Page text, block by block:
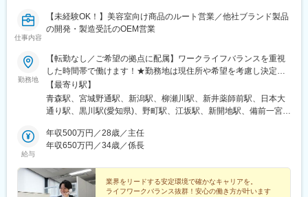
仕事内容
【未経験OK！】美容室向け商品のルート営業／他社ブランド製品
の開発・製造受託のOEM営業
勤務地
【転勤なし／ご希望の拠点に配属】ワークライフバランスを重視
した時間帯で働けます！★勤務地は現住所や希望を考慮し決定し
ます★直行直帰も可能！★時差勤務制度アリ■ルート営業【全国の
各営業所で積極採用中】住所詳細は「勤務地一覧」をご覧くださ
い。＜募集エリア（全14拠点）＞青森・仙台・新潟・埼玉・東
■OEM営業＜東京事務所＞東京都中野区新井5丁目22-8 3F※受動喫
煙対策あり：屋内禁煙
【最寄り駅】
青森駅、宮城野通駅、新潟駅、柳瀬川駅、新井薬師前駅、日本大
通り駅、黒川駅(愛知県)、野町駅、江坂駅、新開地駅、備前一宮
町駅、志賀本通駅、湊川駅、段原一丁目駅、仙台駅(地下鉄)、関内
駅、清水駅(愛知県)、湊川公園駅、猿猴橋町駅
給与
年収500万円／28歳／主任
年収650万円／34歳／係長
業界をリードする安定環境で確かなキャリアを。
ライフワークバランス抜群！安心の働き方が叶います